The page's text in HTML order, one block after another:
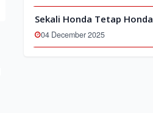
Sekali Honda Tetap Honda
04 December 2025